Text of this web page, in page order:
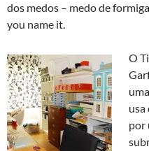
dos medos – medo de
you name it.
O
por